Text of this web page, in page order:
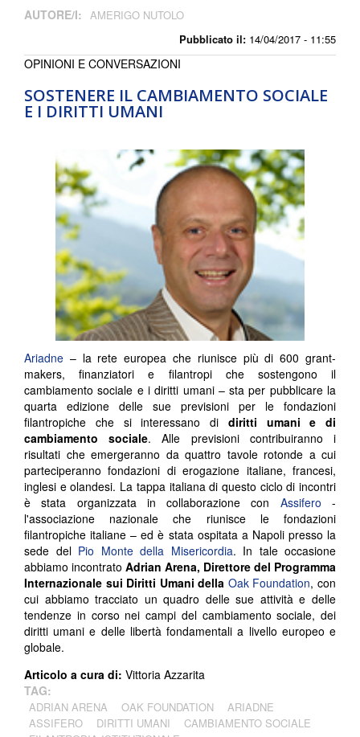
Pubblicato il: 14/04/2017 - 11:55
AUTORE/I: AMERIGO NUTOLO
SOSTENERE IL CAMBIAMENTO SOCIALE
E I DIRITTI UMANI
OPINIONI E CONVERSAZIONI
Ariadne – la rete europea che riunisce più di 600 grant-
makers, finanziatori e filantropi che sostengono il
cambiamento sociale e i diritti umani – sta per pubblicare la
quarta edizione delle sue previsioni per le fondazioni
filantropiche che si interessano di diritti umani e di
cambiamento sociale. Alle previsioni contribuiranno i
risultati che emergeranno da quattro tavole rotonde a cui
parteciperanno fondazioni di erogazione italiane, francesi,
inglesi e olandesi. La tappa italiana di questo ciclo di incontri
è stata organizzata in collaborazione con Assifero-
l'associazione nazionale che riunisce le fondazioni
filantropiche italiane – ed è stata ospitata a Napoli presso la
sede del Pio Monte della Misericordia. In tale occasione
abbiamo incontrato Adrian Arena, Direttore del Programma
Internazionale sui Diritti Umani della Oak Foundation, con
cui abbiamo tracciato un quadro delle sue attività e delle
tendenze in corso nei campi del cambiamento sociale, dei
diritti umani e delle libertà fondamentali a livello europeo e
globale.
Articolo a cura di: Vittoria Azzarita
TAG:
ADRIAN ARENA OAK FOUNDATION
ARIADNE
ASSIFERO
DIRITTI UMANI
CAMBIAMENTO SOCIALE